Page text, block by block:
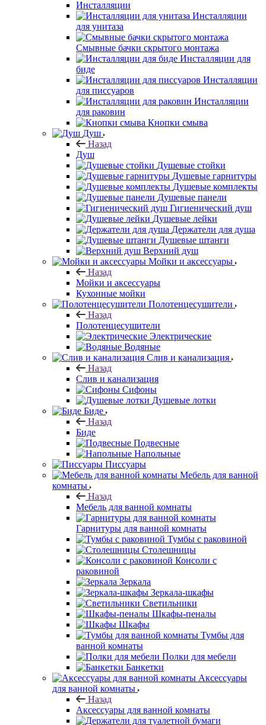
Инсталляции
Инсталляции
для унитаза
Смывные бачки скрытого монтажа
Инсталляции для
биде
Инсталляции
для писсуаров
Инсталляции
для раковин
Кнопки смыва
Душ
Назад
Душ
Душевые стойки
Душевые гарнитуры
Душевые комплекты
Душевые панели
Гигиенический душ
Душевые лейки
Держатели для душа
Душевые штанги
Верхний душ
Мойки и аксессуары
Назад
Мойки и аксессуары
Кухонные мойки
Полотенцесушители
Назад
Полотенцесушители
Электрические
Водяные
Слив и канализация
Назад
Слив и канализация
Сифоны
Душевые лотки
Биде
Назад
Биде
Подвесные
Напольные
Писсуары
Мебель для ванной
комнаты
Назад
Мебель для ванной комнаты
Гарнитуры для ванной комнаты
Тумбы с раковиной
Столешницы
Консоли с
раковиной
Зеркала
Зеркала-шкафы
Светильники
Шкафы-пеналы
Шкафы
Тумбы для
ванной комнаты
Полки для мебели
Банкетки
Аксессуары
для ванной комнаты
Назад
Аксессуары для ванной комнаты